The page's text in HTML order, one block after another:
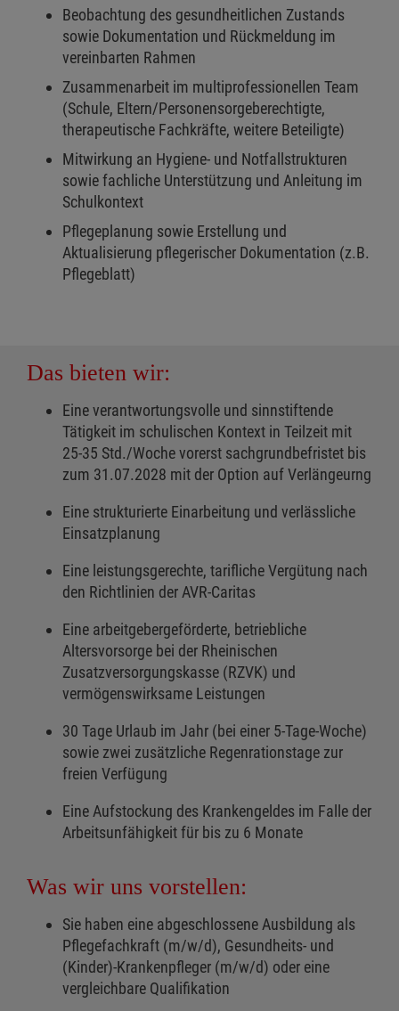
Beobachtung des gesundheitlichen Zustands
sowie Dokumentation und Rückmeldung im
vereinbarten Rahmen
Zusammenarbeit im multiprofessionellen Team
(Schule, Eltern/Personensorgeberechtigte,
therapeutische Fachkräfte, weitere Beteiligte)
Mitwirkung an Hygiene- und Notfallstrukturen
sowie fachliche Unterstützung und Anleitung im
Schulkontext
Pflegeplanung sowie Erstellung und
Aktualisierung pflegerischer Dokumentation (z.B.
Pflegeblatt)
Das bieten wir:
Eine verantwortungsvolle und sinnstiftende
Tätigkeit im schulischen Kontext in Teilzeit mit
25-35 Std./Woche vorerst sachgrundbefristet bis
zum 31.07.2028 mit der Option auf Verlängeurng
Eine strukturierte Einarbeitung und verlässliche
Einsatzplanung
Eine leistungsgerechte, tarifliche Vergütung nach
den Richtlinien der AVR-Caritas
Eine arbeitgebergeförderte, betriebliche
Altersvorsorge bei der Rheinischen
Zusatzversorgungskasse (RZVK) und
vermögenswirksame Leistungen
30 Tage Urlaub im Jahr (bei einer 5-Tage-Woche)
sowie zwei zusätzliche Regenrationstage zur
freien Verfügung
Eine Aufstockung des Krankengeldes im Falle der
Arbeitsunfähigkeit für bis zu 6 Monate
Was wir uns vorstellen:
Sie haben eine abgeschlossene Ausbildung als
Pflegefachkraft (m/w/d), Gesundheits- und
(Kinder)-Krankenpfleger (m/w/d) oder eine
vergleichbare Qualifikation